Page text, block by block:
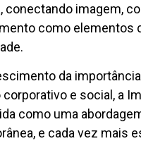
conectando imagem,
como elementos
da
e social, a
como uma
e cada vez mais